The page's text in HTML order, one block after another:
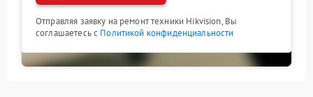
Отправляя заявку на ремонт техники Hikvision, Вы
соглашаетесь с Политикой конфиденциальности